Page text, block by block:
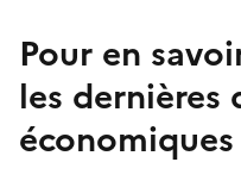
Pour en
les dernières